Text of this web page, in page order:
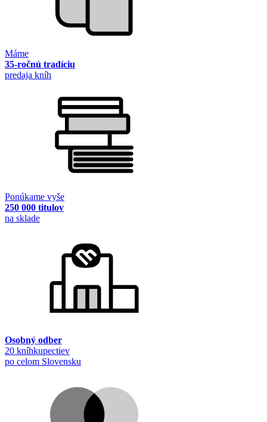
Máme
35-ročnú tradíciu
predaja kníh
Ponúkame vyše
250 000 titulov
na sklade
Osobný odber
20 kníhkupectiev
po celom Slovensku